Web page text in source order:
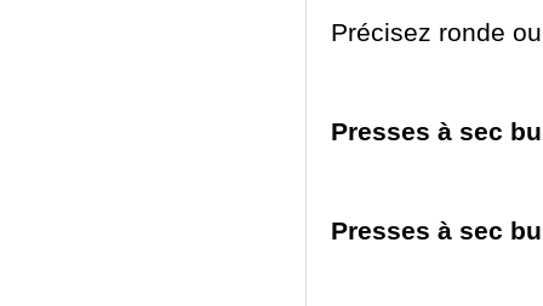
Précisez ronde
Presses à sec
Presses à sec